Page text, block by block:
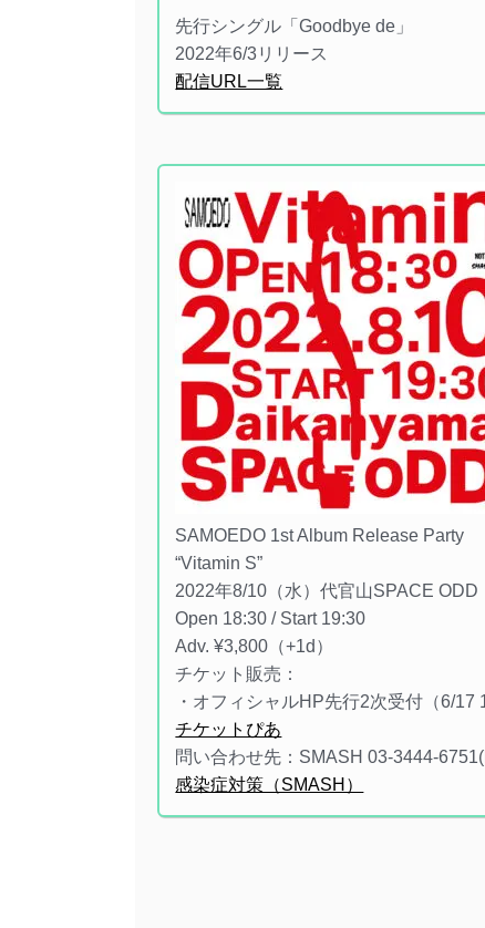
先行シングル「Goodbye de」
2022年6/3リリース
配信URL一覧
SAMOEDO 1st Album Release Party
“Vitamin S”
2022年8/10（水）代官山SPACE ODD
Open 18:30 / Start 19:30
Adv. ¥3,800（+1d）
チケット販売：
・オフィシャルHP先行2次受付（6/17
チケットぴあ
問い合わせ先：SMASH 03-3444-
感染症対策（SMASH）